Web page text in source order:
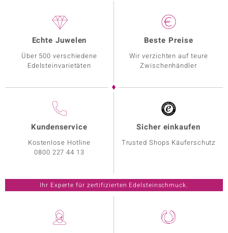
Echte Juwelen
Über 500 verschiedene
Edelsteinvarietäten
Beste Preise
Wir verzichten auf teure
Zwischenhändler
Kundenservice
Kostenlose Hotline
0800 227 44 13
Sicher einkaufen
Trusted Shops Käuferschutz
Ihr Experte für zertifizierten Edelsteinschmuck.